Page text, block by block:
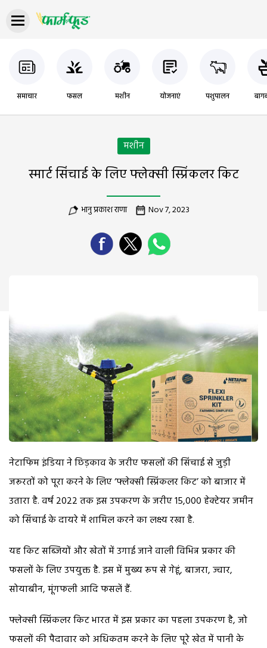
समाचार फसल मशीन योजनाएं पशुपालन
मशीन
स्मार्ट सिंचाई के लिए फ्लेक्सी स्प्रिंकलर किट
भानु प्रकाश राणा Nov 7, 2023
नेटाफिम इंडिया ने छिड़काव के जरीए फसलों की सिंचाई से जुड़ी
जरूरतों को पूरा करने के लिए ‘फ्लेक्सी स्प्रिंकलर किट’ को बाजार में
उतारा है. वर्ष 2022 तक इस उपकरण के जरीए 15,000 हेक्टेयर जमीन
को सिंचाई के दायरे में शामिल करने का लक्ष्य रखा है.
यह किट सब्जियों और खेतों में उगाई जाने वाली विभिन्न प्रकार की
फसलों के लिए उपयुक्त है. इस में मुख्य रूप से गेहूं, बाजरा, ज्वार,
सोयाबीन, मूंगफली आदि फसलें हैं.
फ्लेक्सी स्प्रिंकलर किट भारत में इस प्रकार का पहला उपकरण है, जो
फसलों की पैदावार को अधिकतम करने के लिए पूरे खेत में पानी के